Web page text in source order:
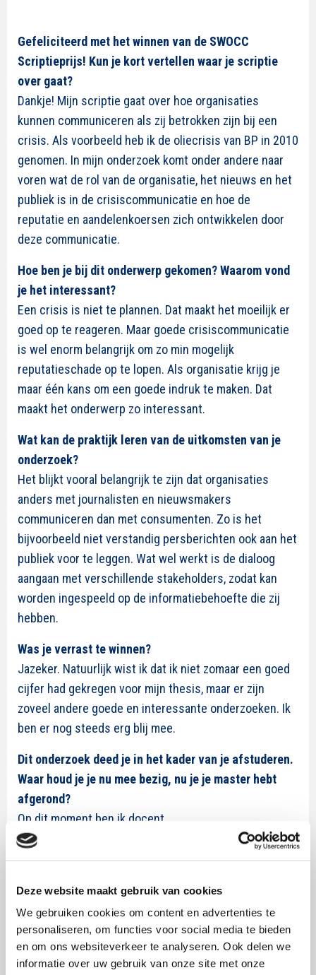
Deze website maakt gebruik van cookies
We gebruiken cookies om content en advertenties te
personaliseren, om functies voor social media te bieden
en om ons websiteverkeer te analyseren. Ook delen we
informatie over uw gebruik van onze site met onze
Gefeliciteerd met het winnen van de SWOCC
Scriptieprijs! Kun je kort vertellen waar je scriptie
over gaat?
Dankje! Mijn scriptie gaat over hoe organisaties
kunnen communiceren als zij betrokken zijn bij een
crisis. Als voorbeeld heb ik de oliecrisis van BP in 2010
genomen. In mijn onderzoek komt onder andere naar
voren wat de rol van de organisatie, het nieuws en het
publiek is in de crisiscommunicatie en hoe de
reputatie en aandelenkoersen zich ontwikkelen door
deze communicatie.
Hoe ben je bij dit onderwerp gekomen? Waarom vond
je het interessant?
Een crisis is niet te plannen. Dat maakt het moeilijk er
goed op te reageren. Maar goede crisiscommunicatie
is wel enorm belangrijk om zo min mogelijk
reputatieschade op te lopen. Als organisatie krijg je
maar één kans om een goede indruk te maken. Dat
maakt het onderwerp zo interessant.
Wat kan de praktijk leren van de uitkomsten van je
onderzoek?
Het blijkt vooral belangrijk te zijn dat organisaties
anders met journalisten en nieuwsmakers
communiceren dan met consumenten. Zo is het
bijvoorbeeld niet verstandig persberichten ook aan het
publiek voor te leggen. Wat wel werkt is de dialoog
aangaan met verschillende stakeholders, zodat kan
worden ingespeeld op de informatiebehoefte die zij
hebben.
Was je verrast te winnen?
Jazeker. Natuurlijk wist ik dat ik niet zomaar een goed
cijfer had gekregen voor mijn thesis, maar er zijn
zoveel andere goede en interessante onderzoeken. Ik
ben er nog steeds erg blij mee.
Dit onderzoek deed je in het kader van je afstuderen.
Waar houd je je nu mee bezig, nu je je master hebt
afgerond?
Op dit moment ben ik docent
Communicatiewetenschap op de Vrije Universiteit
Amsterdam. Daarnaast ben ik betrokken bij een
parlementsverkiezingen. Uiteindelijk zou ik graag
promoveren en een baan in de wetenschap
combineren met een baan in de praktijk, zodat alle
kennis die ik opdoe niet alleen aan het papier wordt